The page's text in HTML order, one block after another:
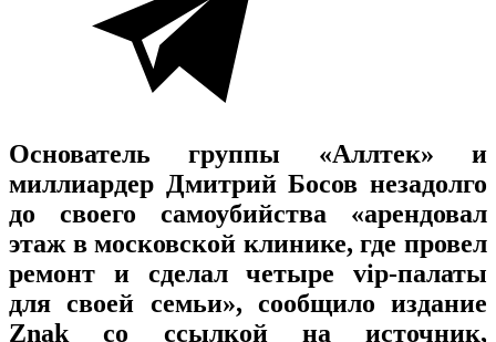
Основатель группы «Аллтек» и
миллиардер Дмитрий Босов незадолго
до своего самоубийства «арендовал
этаж в московской клинике, где провел
ремонт и сделал четыре vip-палаты
для своей семьи», сообщило издание
Znak со ссылкой на источник,